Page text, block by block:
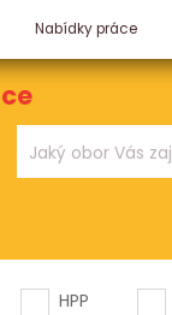
Nabídky práce
HPP